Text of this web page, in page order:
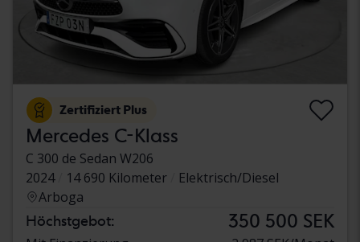
Zertifiziert Plus
Mercedes C-Klass
C 300 de Sedan W206
2024
14 690 Kilometer
Elektrisch/Diesel
Arboga
Höchstgebot: 350 500 SEK